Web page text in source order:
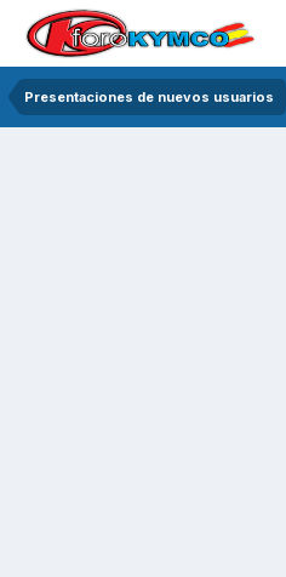
Presentaciones de nuevos usuarios